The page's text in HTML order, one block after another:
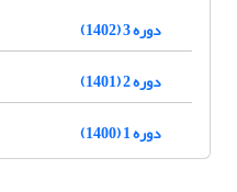
دوره 3 (1402)
دوره 2 (1401)
دوره 1 (1400)